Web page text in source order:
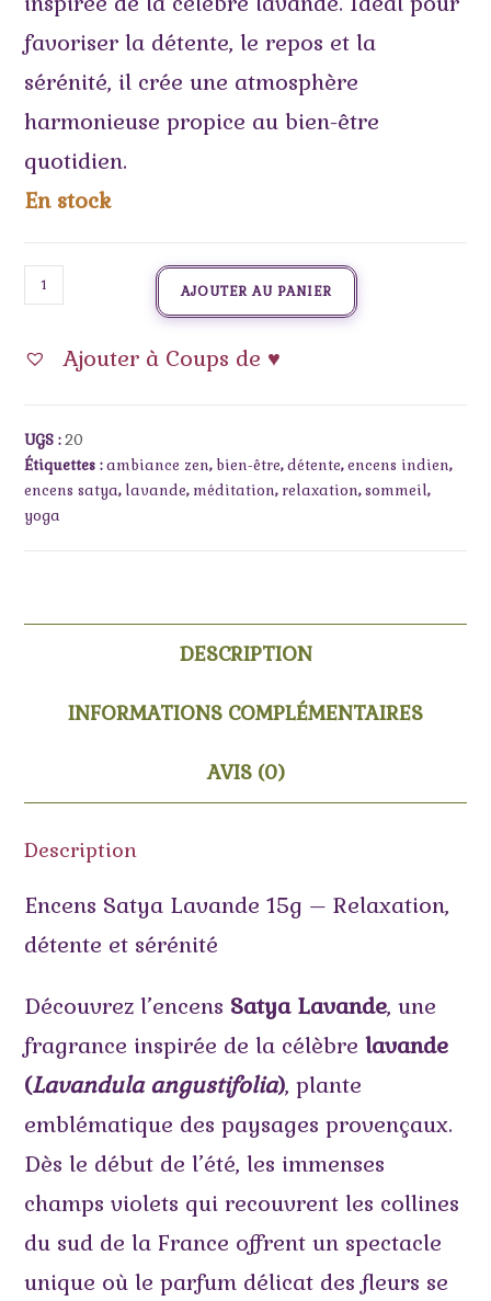
favoriser la détente, le repos et la
sérénité, il crée une atmosphère
harmonieuse propice au bien-être
quotidien.
En stock
AJOUTER AU PANIER
Ajouter à Coups de ♥
UGS :20
Étiquettes :ambiance zen, bien-être,détente,encens indien,
encens satya, lavande, méditation, relaxation,sommeil,
yoga
DESCRIPTION
INFORMATIONS COMPLÉMENTAIRES
AVIS (0)
Description
Encens Satya Lavande 15g – Relaxation,
détente et sérénité
Découvrez l’encens Satya Lavande, une
fragrance inspirée de la célèbrelavande
(Lavandula angustifolia), plante
emblématique des paysages provençaux.
Dès le début de l’été, les immenses
champs violets qui recouvrent les collines
du sud de la France offrent un spectacle
unique où le parfum délicat des fleurs se